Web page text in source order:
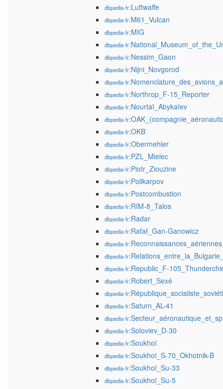
dbpedia-fr:Luftwaffe
dbpedia-fr:M61_Vulcan
dbpedia-fr:MIG
dbpedia-fr
dbpedia-fr:Nessim_Gaon
dbpedia-fr:Nijni_Novgorod
dbpedia-fr
dbpedia-fr:Northrop_F-15_Reporter
dbpedia-fr:Nourtaï_Abykaïev
dbpedia-fr
dbpedia-fr:OKB
dbpedia-fr:Obermehler
dbpedia-fr:PZL_Mielec
dbpedia-fr:Piotr_Ziouzine
dbpedia-fr:Polikarpov
dbpedia-fr:Postcombustion
dbpedia-fr:RIM-8_Talos
dbpedia-fr:Radar
dbpedia-fr:Rafał_Gan-Ganowicz
dbpedia-fr
dbpedia-fr
dbpedia-fr:Republic_F-
dbpedia-fr:Robert_Sexé
dbpedia-fr
dbpedia-fr:Saturn_AL-41
dbpedia-fr
dbpedia-fr:Soloviev_D-30
dbpedia-fr:Soukhoï
dbpedia-fr:Soukhoï_S-70_Okhotnik-B
dbpedia-fr:Soukhoï_Su-33
dbpedia-fr:Soukhoï_Su-5